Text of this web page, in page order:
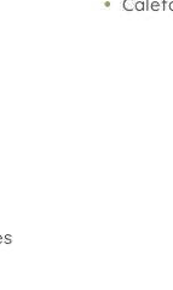
y dormitorios.
y anafe eléctricos).
Roca o similar
y materiales